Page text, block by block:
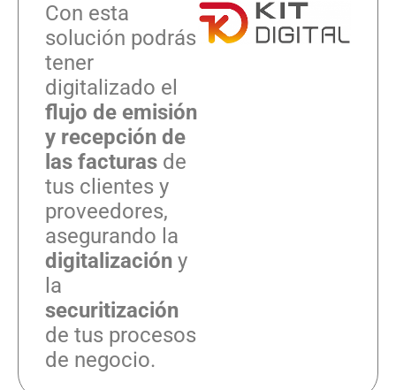
Con esta
solución podrás
tener
digitalizado el
flujo de emisión
y recepción de
las facturas de
tus clientes y
proveedores,
asegurando la
digitalización y
la
securitización
de tus procesos
de negocio.